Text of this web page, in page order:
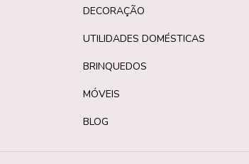
DECORAÇÃO
UTILIDADES DOMÉSTICAS
BRINQUEDOS
MÓVEIS
BLOG